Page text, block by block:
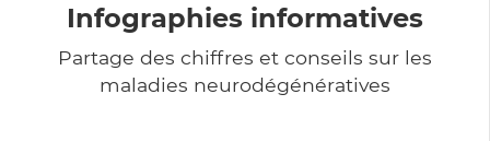
Infographies informatives
Partage des chiffres et conseils sur les
maladies neurodégénératives